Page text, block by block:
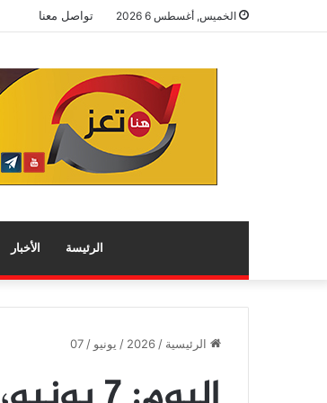
الخميس, أغسطس 6 2026 تواصل معنا
الرئيسة الأخبار
الرئيسية /
2026
/ يونيو /
07